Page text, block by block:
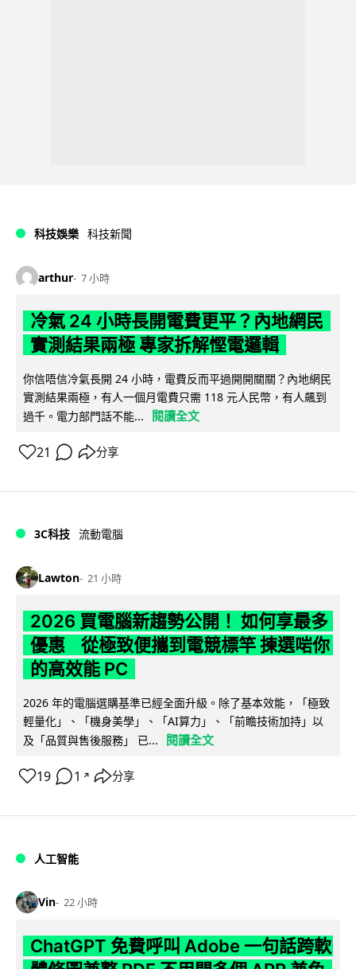
科技娛樂 科技新聞
arthur 7 小時
冷氣 24 小時長開電費更平？內地網民
實測結果兩極 專家拆解慳電邏輯
你信唔信冷氣長開 24 小時，電費反而平過開開關關？內地網民
實測結果兩極，有人一個月電費只需 118 元人民幣，有人飆到
過千。電力部門話不能...
閱讀全文
21 分享
3C科技 流動電腦
Lawton 21 小時
2026 買電腦新趨勢公開！ 如何享最多
優惠 從極致便攜到電競標竿 揀選啱你
的高效能 PC
2026 年的電腦選購基準已經全面升級。除了基本效能，「極致
輕量化」、「機身美學」、「AI算力」、「前瞻技術加持」以
及「品質與售後服務」 已...
閱讀全文
19 1 ↗ 分享
人工智能
Vin 22 小時
ChatGPT 免費呼叫 Adobe 一句話跨軟